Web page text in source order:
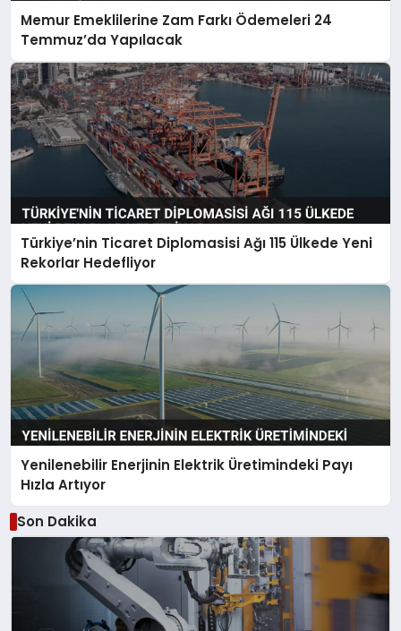
Memur Emeklilerine Zam Farkı Ödemeleri 24
Temmuz’da Yapılacak
Türkiye’nin Ticaret Diplomasisi Ağı 115 Ülkede Yeni
Rekorlar Hedefliyor
Yenilenebilir Enerjinin Elektrik Üretimindeki Payı
Hızla Artıyor
Son Dakika